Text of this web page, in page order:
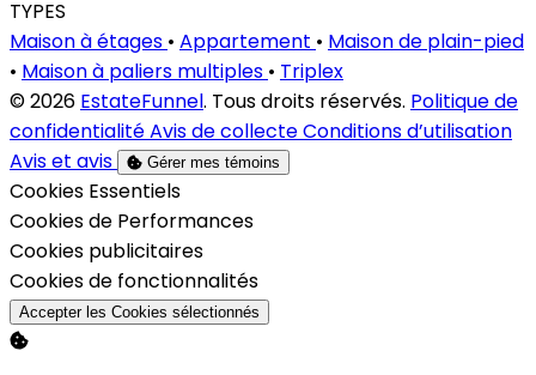
TYPES
Maison à étages • Appartement • Maison de plain-pied
• Maison à paliers multiples • Triplex
© 2026 EstateFunnel. Tous droits réservés. Politique de
confidentialitéAvis de collecteConditions d’utilisation
Avis et avis
Gérer mes témoins
Activer
Cookies Essentiels
Activer
Cookies de Performances
Activer
Cookies publicitaires
Activer
Cookies de fonctionnalités
Accepter les Cookies sélectionnés